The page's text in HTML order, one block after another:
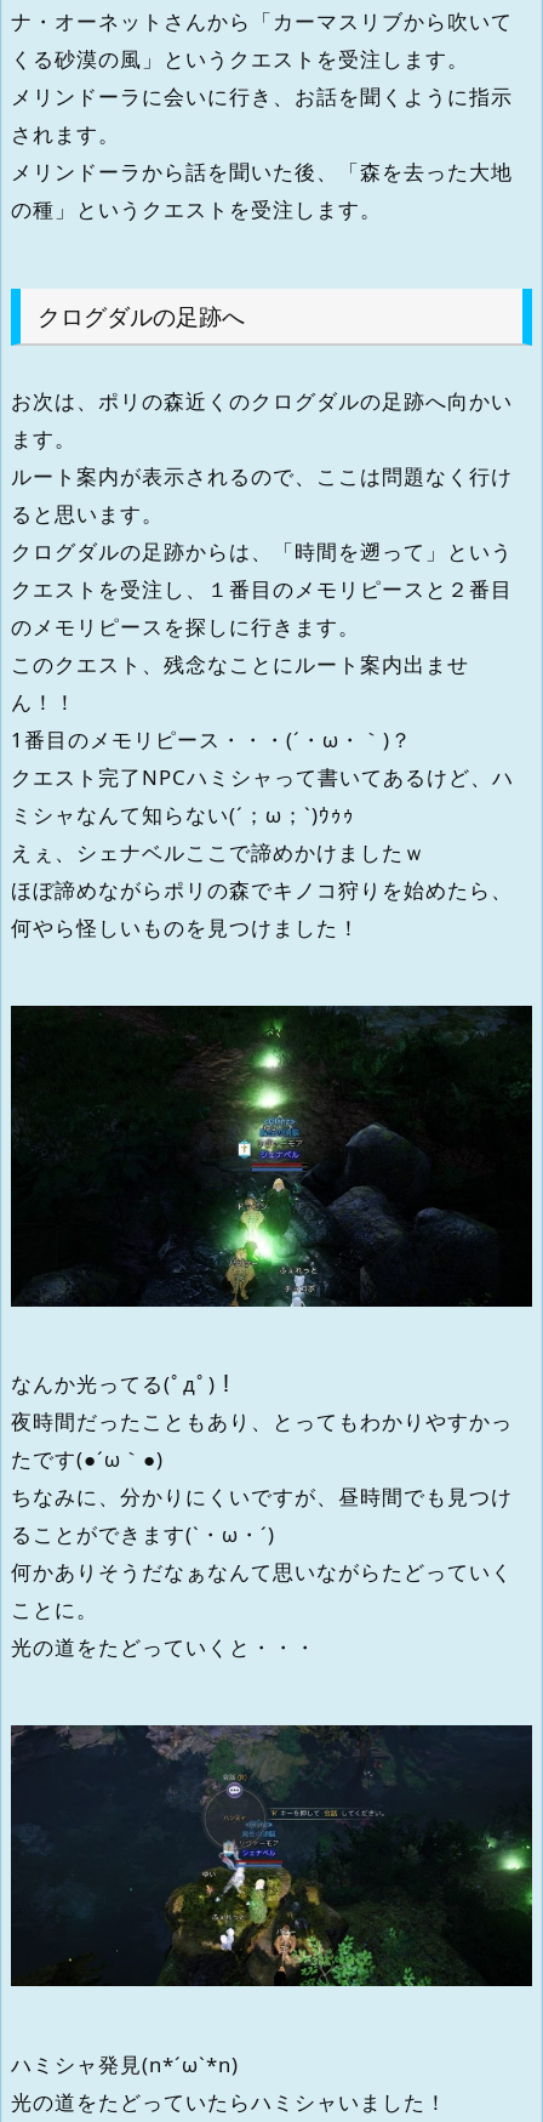
ナ・オーネットさんから「カーマスリブから吹いて
くる砂漠の風」というクエストを受注します。
メリンドーラに会いに行き、お話を聞くように指示
されます。
メリンドーラから話を聞いた後、「森を去った大地
の種」というクエストを受注します。
クログダルの足跡へ
お次は、ポリの森近くのクログダルの足跡へ向かい
ます。
ルート案内が表示されるので、ここは問題なく行け
ると思います。
クログダルの足跡からは、「時間を遡って」という
クエストを受注し、１番目のメモリピースと２番目
のメモリピースを探しに行きます。
このクエスト、残念なことにルート案内出ませ
ん！！
1番目のメモリピース・・・(´・ω・｀)？
クエスト完了NPCハミシャって書いてあるけど、ハ
ミシャなんて知らない(´；ω；`)ｳｩｩ
えぇ、シェナベルここで諦めかけましたｗ
ほぼ諦めながらポリの森でキノコ狩りを始めたら、
何やら怪しいものを見つけました！
なんか光ってる(ﾟдﾟ)！
夜時間だったこともあり、とってもわかりやすかっ
たです(●´ω｀●)
ちなみに、分かりにくいですが、昼時間でも見つけ
ることができます(`・ω・´)
何かありそうだなぁなんて思いながらたどっていく
ことに。
光の道をたどっていくと・・・
ハミシャ発見(n*´ω`*n)
光の道をたどっていたらハミシャいました！